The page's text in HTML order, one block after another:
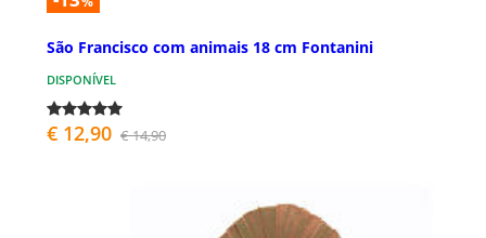
São Francisco com animais 18 cm Fontanini
DISPONÍVEL
€ 12,90 € 14,90